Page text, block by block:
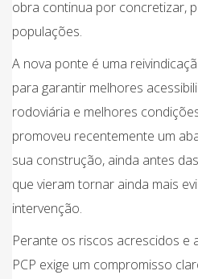
obra continua por concretizar,
populações.
A nova ponte é uma
para garantir melhores
rodoviária e melhores
promoveu recentemente um
sua construção, ainda antes
que vieram tornar ainda mais
intervenção.
Perante os riscos acrescidos e
PCP exige um compromisso